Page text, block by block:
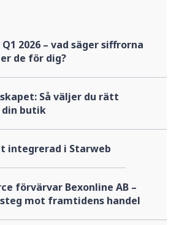
2026 – vad säger siffrorna
de för dig?
Så väljer du rätt
butik
integrerad i Starweb
förvärvar Bexonline AB –
mot framtidens handel